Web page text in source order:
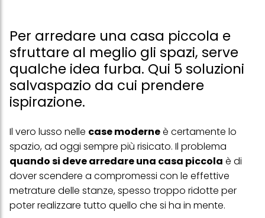
Per arredare una casa piccola e
sfruttare al meglio gli spazi, serve
qualche idea furba. Qui 5 soluzioni
salvaspazio da cui prendere
ispirazione.
Il vero lusso nelle case moderneè certamente lo
spazio, ad oggi sempre più risicato. Il problema
quando si deve arredare una casa piccola è di
dover scendere a compromessi con le effettive
metrature delle stanze, spesso troppo ridotte per
poter realizzare tutto quello che si ha in mente.